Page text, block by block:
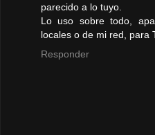
parecido a lo tuyo.
Lo uso sobre todo,
locales o de mi red, para
Responder